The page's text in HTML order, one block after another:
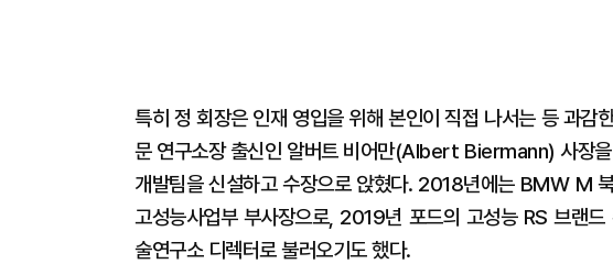
특히 정 회장은 인재 영입을 위해 본인이 직접 나서는 등 과
문 연구소장 출신인 알버트 비어만(Albert Biermann) 사장
개발팀을 신설하고 수장으로 앉혔다. 2018년에는 BMW M
고성능사업부 부사장으로, 2019년 포드의 고성능 RS 브랜드
술연구소 디렉터로 불러오기도 했다.